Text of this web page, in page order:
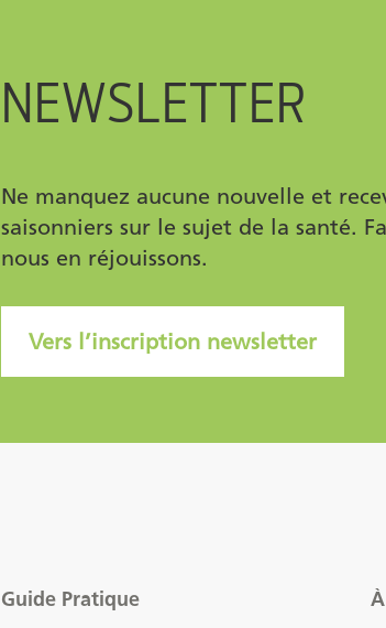
NEWSLETTER
Ne manquez aucune nouvelle et
saisonniers sur le sujet de la santé.
nous en réjouissons.
Vers l’inscription newsletter
Guide Pratique